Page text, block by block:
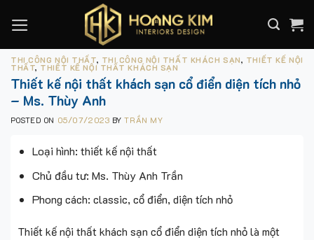
THI CÔNG NỘI THẤT, THI CÔNG NỘI THẤT KHÁCH SẠN, THIẾT KẾ NỘI
THẤT, THIẾT KẾ NỘI THẤT KHÁCH SẠN
Thiết kế nội thất khách sạn cổ điển diện tích nhỏ
– Ms. Thùy Anh
POSTED ON 05/07/2023 BYTRẦN MY
Loại hình: thiết kế nội thất
Chủ đầu tư: Ms. Thùy Anh Trần
Phong cách: classic, cổ điển, diện tích nhỏ
Thiết kế nội thất khách sạn cổ điển diện tích nhỏ là một